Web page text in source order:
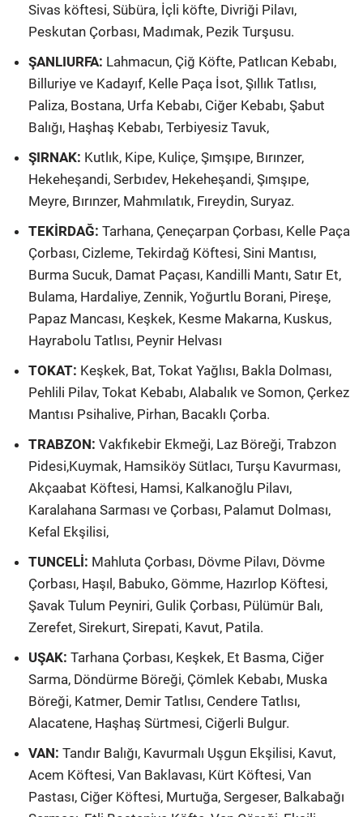
Sivas köftesi, Sübüra, İçli köfte, Divriği Pilavı,
Peskutan Çorbası, Madımak, Pezik Turşusu.
ŞANLIURFA: Lahmacun, Çiğ Köfte, Patlıcan Kebabı,
Billuriye ve Kadayıf, Kelle Paça İsot, Şıllık Tatlısı,
Paliza, Bostana, Urfa Kebabı, Ciğer Kebabı, Şabut
Balığı, Haşhaş Kebabı, Terbiyesiz Tavuk,
ŞIRNAK: Kutlık, Kipe, Kuliçe, Şımşıpe, Bırınzer,
Hekeheşandi, Serbıdev, Hekeheşandi, Şımşıpe,
Meyre, Bırınzer, Mahmılatık, Fıreydin, Suryaz.
TEKİRDAĞ: Tarhana, Çeneçarpan Çorbası, Kelle Paça
Çorbası, Cizleme, Tekirdağ Köftesi, Sini Mantısı,
Burma Sucuk, Damat Paçası, Kandilli Mantı, Satır Et,
Bulama, Hardaliye, Zennik, Yoğurtlu Borani, Pireşe,
Papaz Mancası, Keşkek, Kesme Makarna, Kuskus,
Hayrabolu Tatlısı, Peynir Helvası
TOKAT: Keşkek, Bat, Tokat Yağlısı, Bakla Dolması,
Pehlili Pilav, Tokat Kebabı, Alabalık ve Somon, Çerkez
Mantısı Psihalive, Pirhan, Bacaklı Çorba.
TRABZON: Vakfıkebir Ekmeği, Laz Böreği, Trabzon
Pidesi,Kuymak, Hamsiköy Sütlacı, Turşu Kavurması,
Akçaabat Köftesi, Hamsi, Kalkanoğlu Pilavı,
Karalahana Sarması ve Çorbası, Palamut Dolması,
Kefal Ekşilisi,
TUNCELİ: Mahluta Çorbası, Dövme Pilavı, Dövme
Çorbası, Haşıl, Babuko, Gömme, Hazırlop Köftesi,
Şavak Tulum Peyniri, Gulik Çorbası, Pülümür Balı,
Zerefet, Sirekurt, Sirepati, Kavut, Patila.
UŞAK: Tarhana Çorbası, Keşkek, Et Basma, Ciğer
Sarma, Döndürme Böreği, Çömlek Kebabı, Muska
Böreği, Katmer, Demir Tatlısı, Cendere Tatlısı,
Alacatene, Haşhaş Sürtmesi, Ciğerli Bulgur.
VAN: Tandır Balığı, Kavurmalı Uşgun Ekşilisi, Kavut,
Acem Köftesi, Van Baklavası, Kürt Köftesi, Van
Pastası, Ciğer Köftesi, Murtuğa, Sergeser, Balkabağı